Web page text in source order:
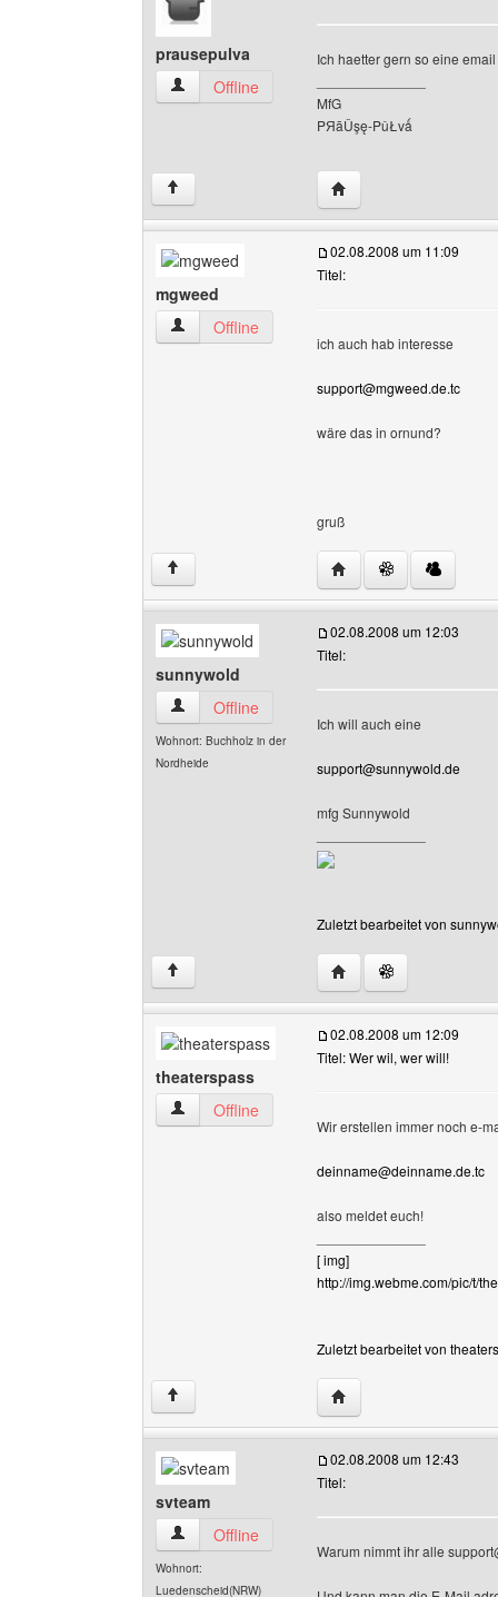
prausepulva
prausepulva Benutzer-Profile anzeigen
Offline
Ich haetter gern so eine
MfG
ΡЯāǓşę-ΡǔŁvǻ
↑ Website dieses
mgweed
mgweed Benutzer-Profile anzeigen
Offline
02.08.2008 um 11:09
Titel:
ich auch hab interesse
support@mgweed.de.tc
wäre das in ornund?
gruß
↑ Website dieses
sunnywold
sunnywold Benutzer-Profile anzeigen
Offline
Wohnort: Buchholz in der
Nordheide
02.08.2008 um 12:03
Titel:
Ich will auch eine
support@sunnywold.de
mfg Sunnywold
Zuletzt bearbeitet von
↑ Website dieses
theaterspass
theaterspass Benutzer-Profile anzeigen
Offline
02.08.2008 um 12:09
Titel: Wer wil, wer will!
Wir erstellen immer noch e-
deinname@deinname.de.tc
also meldet euch!
[ img]
http://img.webme.com/pic/t/
Zuletzt bearbeitet von
↑ Website dieses
svteam
svteam Benutzer-Profile anzeigen
Offline
Wohnort:
Luedenscheid(NRW)
02.08.2008 um 12:43
Titel:
Warum nimmt ihr alle